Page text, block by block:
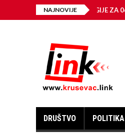
NAJNOVIJE
ELEKTRIČNE ENERGIJE ZA 06.08.2026.
DRUŠTVO POLITIKA